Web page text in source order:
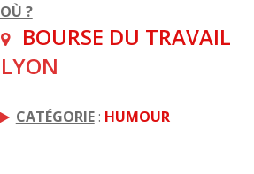
OÙ ?
BOURSE DU TRAVAIL
LYON
CATÉGORIE: HUMOUR